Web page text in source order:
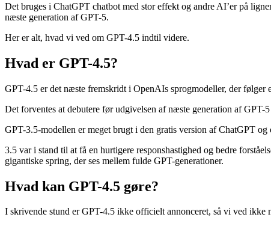
Det bruges i ChatGPT chatbot med stor effekt og andre AI’er på
næste generation af GPT-5.
Her er alt, hvad vi ved om GPT-4.5 indtil videre.
Hvad er GPT-4.5?
GPT-4.5 er det næste fremskridt i OpenAIs sprogmodeller, der
Det forventes at debutere før udgivelsen af ​​næste generation af
GPT-3.5-modellen er meget brugt i den gratis version af ChatGPT
3.5 var i stand til at få en hurtigere responshastighed og bedre
gigantiske spring, der ses mellem fulde GPT-generationer.
Hvad kan GPT-4.5 gøre?
I skrivende stund er GPT-4.5 ikke officielt annonceret, så vi ved